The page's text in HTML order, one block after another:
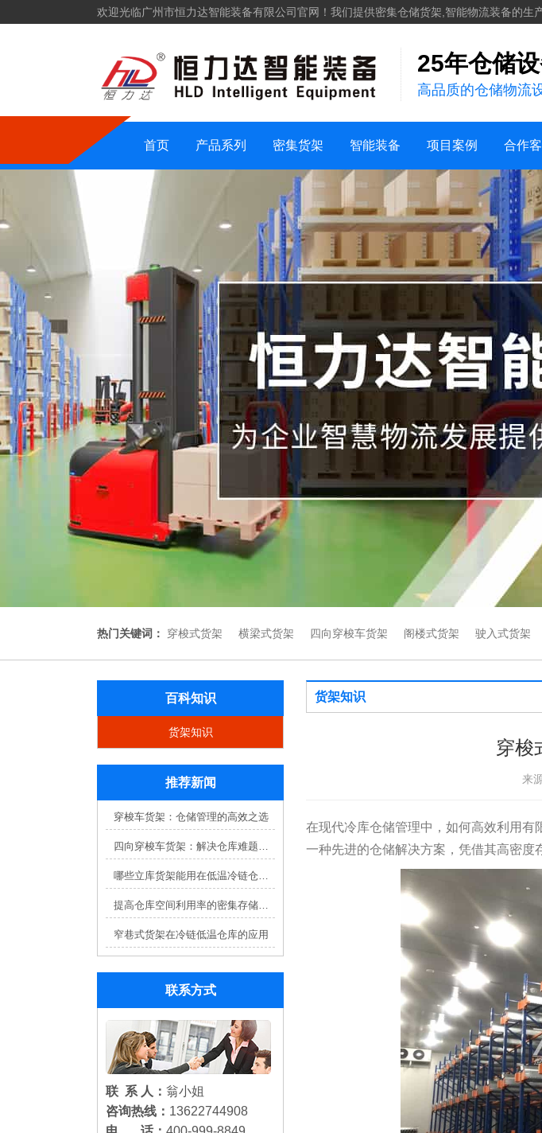
欢迎光临广州市恒力达智能装备有限公司官网！我们提供密集仓储货架,智能物流装备的生
25年仓储
高品质的仓储物流
首页 产品系列
密集货架
仓储设备 密集货架 智能装备 项目案例
案例视频
销售地区 合作
化工
机械
新能
热门关键词： 穿梭式货架 横梁式货架 四向穿梭车货架 阁楼式货架 驶入式货架
百科知识
货架知识
推荐新闻
穿梭车货架：仓储管理的高效之选
四向穿梭车货架：解决仓库难题，提升效率
哪些立库货架能用在低温冷链仓库？
提高仓库空间利用率的密集存储货架方案
窄巷式货架在冷链低温仓库的应用
联系方式
联 系 人： 翁小姐
咨询热线： 13622744908
货架知识
穿梭
来
在现代冷库仓储管理中，如何高效利用有
一种先进的仓储解决方案，凭借其高密度